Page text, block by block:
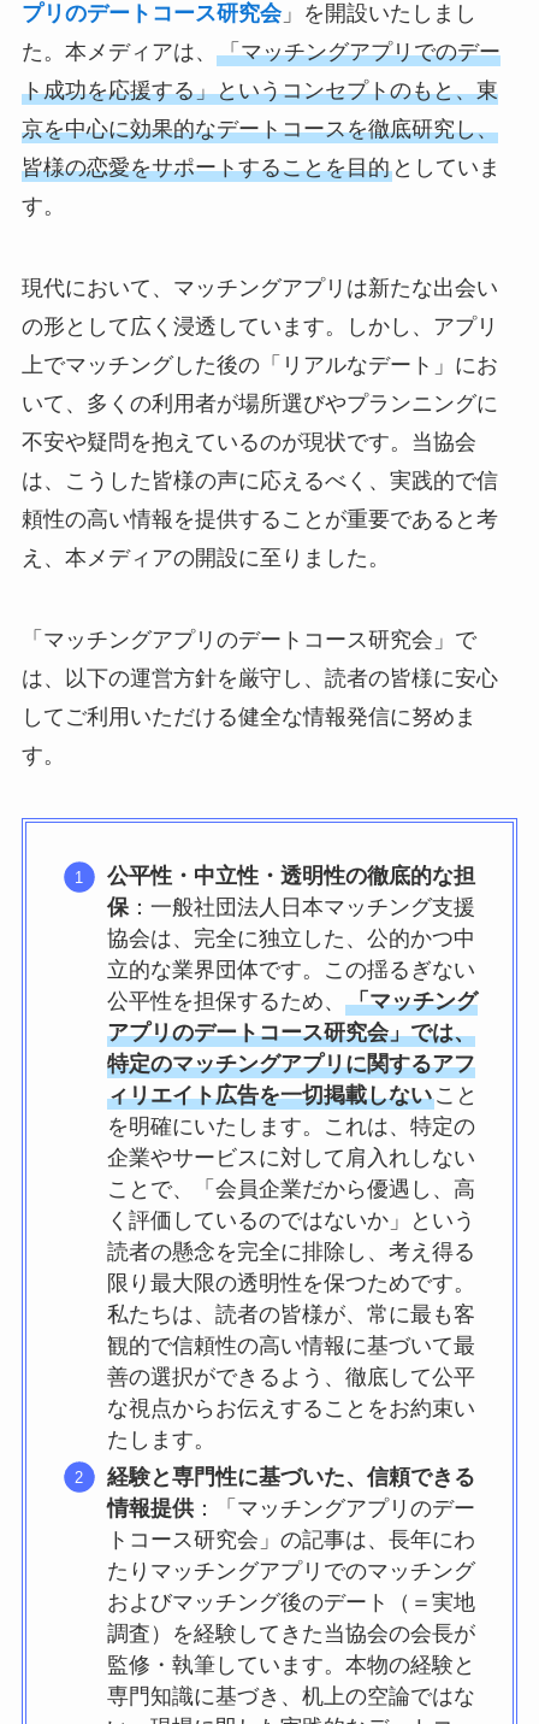
プリのデートコース研究会」を開設いたしまし
た。本メディアは、 「マッチングアプリでのデー
ト成功を応援する」というコンセプトのもと、東
京を中心に効果的なデートコースを徹底研究し、
皆様の恋愛をサポートすることを目的としていま
す。
現代において、マッチングアプリは新たな出会い
の形として広く浸透しています。しかし、アプリ
上でマッチングした後の「リアルなデート」にお
いて、多くの利用者が場所選びやプランニングに
不安や疑問を抱えているのが現状です。当協会
は、こうした皆様の声に応えるべく、実践的で信
頼性の高い情報を提供することが重要であると考
え、本メディアの開設に至りました。
「マッチングアプリのデートコース研究会」で
は、以下の運営方針を厳守し、読者の皆様に安心
してご利用いただける健全な情報発信に努めま
す。
公平性・中立性・透明性の徹底的な担
保：一般社団法人日本マッチング支援
協会は、完全に独立した、公的かつ中
立的な業界団体です。この揺るぎない
公平性を担保するため、「マッチング
アプリのデートコース研究会」では、
特定のマッチングアプリに関するアフ
ィリエイト広告を一切掲載しないこと
を明確にいたします。これは、特定の
企業やサービスに対して肩入れしない
ことで、「会員企業だから優遇し、高
く評価しているのではないか」という
読者の懸念を完全に排除し、考え得る
限り最大限の透明性を保つためです。
私たちは、読者の皆様が、常に最も客
観的で信頼性の高い情報に基づいて最
善の選択ができるよう、徹底して公平
な視点からお伝えすることをお約束い
たします。
経験と専門性に基づいた、信頼できる
情報提供 ：「マッチングアプリのデー
トコース研究会」の記事は、長年にわ
たりマッチングアプリでのマッチング
およびマッチング後のデート（＝実地
調査）を経験してきた当協会の会長が
監修・執筆しています。本物の経験と
専門知識に基づき、机上の空論ではな